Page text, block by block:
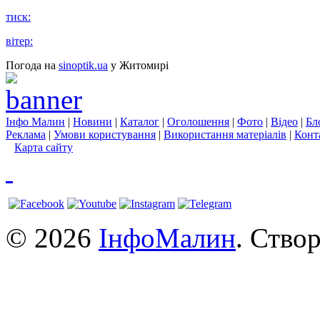
тиск:
вітер:
Погода на sinoptik.ua у Житомирі
Інфо Малин | Новини | Каталог | Оголошення | Фото | Відео |
Реклама | Умови користування | Використання матеріалів |
Карта сайту
© 2026 ІнфоМалин.